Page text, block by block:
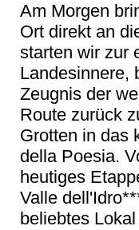
Am Morgen
Ort direkt an
starten wir zur
Landesinnere,
Zeugnis der
Route zurück
Grotten in das
della Poesia.
heutiges
Valle
beliebtes